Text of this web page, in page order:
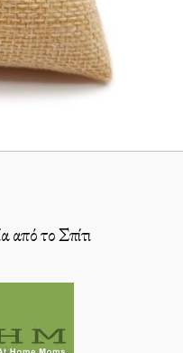
από το Σπίτι